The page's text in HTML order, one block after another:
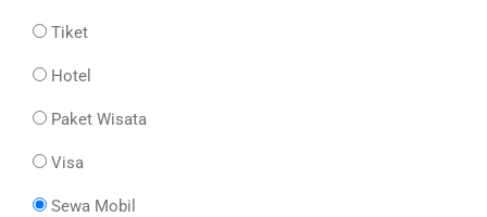
Tiket
Hotel
Paket Wisata
Visa
Sewa Mobil